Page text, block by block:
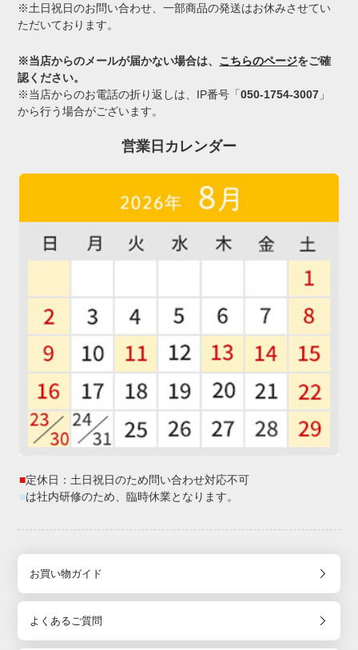
※土日祝日のお問い合わせ、一部商品の発送はお休みさせてい
ただいております。
※当店からのメールが届かない場合は、 こちらのページをご確
認ください。
※当店からのお電話の折り返しは、IP番号「050-1754-3007 」
から行う場合がございます。
営業日カレンダー
■定休日：土日祝日のため問い合わせ対応不可
■は社内研修のため、臨時休業となります。
お買い物ガイド
よくあるご質問